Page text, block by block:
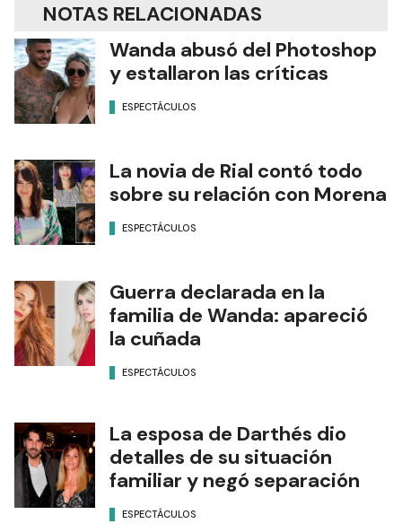
NOTAS RELACIONADAS
Wanda abusó del Photoshop
y estallaron las críticas
ESPECTÁCULOS
La novia de Rial contó todo
sobre su relación con Morena
ESPECTÁCULOS
Guerra declarada en la
familia de Wanda: apareció
la cuñada
ESPECTÁCULOS
La esposa de Darthés dio
detalles de su situación
familiar y negó separación
ESPECTÁCULOS